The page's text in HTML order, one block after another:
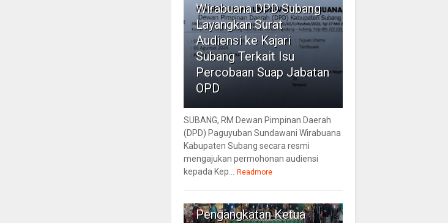
Wirabuana DPD Subang
Layangkan Surat
Audiensi ke Kajari
Subang Terkait Isu
Percobaan Suap Jabatan
OPD
SUBANG, RM Dewan Pimpinan Daerah
(DPD) Paguyuban Sundawani Wirabuana
Kabupaten Subang secara resmi
mengajukan permohonan audiensi
kepada Kep...
Readmore
5
Pengangkatan Ketua